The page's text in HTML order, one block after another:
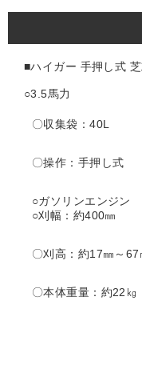
■ハイガー 手押し式
○3.5馬力
〇収集袋：40L
〇操作：手押し式
○ガソリンエンジン
○刈幅：約400㎜
〇刈高：約17㎜～67
〇本体重量：約22㎏